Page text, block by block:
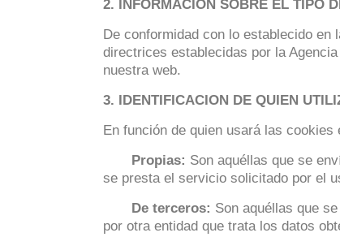
2. INFORMACIÓN SOBRE EL TIPO
De conformidad con lo establecido
directrices establecidas por la
nuestra web.
3. IDENTIFICACION DE QUIEN
En función de quien usará las
Propias: Son aquéllas que se
se presta el servicio solicitado por el
De terceros: Son aquéllas que
por otra entidad que trata los datos